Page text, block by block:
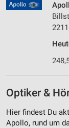
Optiker &
Hier findest Du
Apollo, rund um